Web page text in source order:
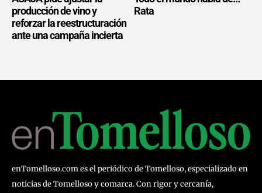
producción de vino y
reforzar la reestructuración
ante una campaña incierta
Rata
enTomelloso.com es el periódico de Tomelloso, especializado en
noticias de Tomelloso y comarca. Con rigor y cercanía,